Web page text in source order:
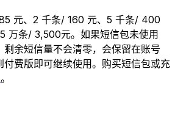
元、2 千条/ 160 元、5 千条/ 400
万条/ 3,500元。如果短信包未使用
余短信量不会清零，会保留在账号
付费版即可继续使用。购买短信包或充
。